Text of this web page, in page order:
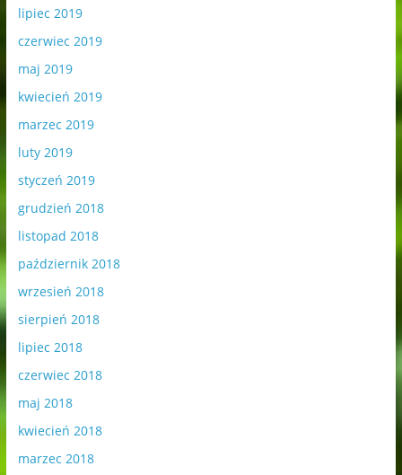
lipiec 2019
czerwiec 2019
maj 2019
kwiecień 2019
marzec 2019
luty 2019
styczeń 2019
grudzień 2018
listopad 2018
październik 2018
wrzesień 2018
sierpień 2018
lipiec 2018
czerwiec 2018
maj 2018
kwiecień 2018
marzec 2018